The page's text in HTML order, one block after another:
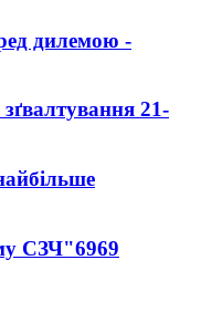
дилемою -
21-
СЗЧ"6969